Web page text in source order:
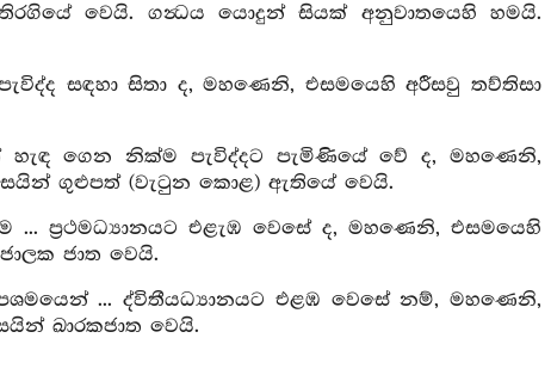
වෙයි. ගන්‍ධය යොදුන් සියක් අනුවාතයෙහි හමයි.
සඳහා සිතා ද, මහණෙනි, එසමයෙහි අරීසවු තව්තිසා
ගෙන නික්ම පැවිද්දට පැමිණියේ වේ ද, මහණෙනි,
ගුළුපත් (වැටුන කොළ) ඇතියේ වෙයි.
ප්‍රථමධ්‍යානයට එළැඹ වෙසේ ද, මහණෙනි, එසමයෙහි
ජාත වෙයි.
... ද්විතීයධ්‍යානයට එළඹ වෙසේ නම්, මහණෙනි,
ඛාරකජාත වෙයි.